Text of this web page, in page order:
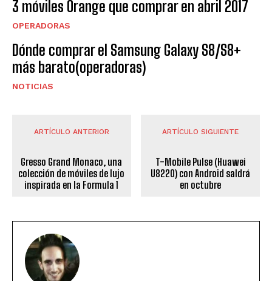
3 móviles Orange que comprar en abril 2017
OPERADORAS
Dónde comprar el Samsung Galaxy S8/S8+
más barato(operadoras)
NOTICIAS
ARTÍCULO ANTERIOR
Gresso Grand Monaco, una
colección de móviles de lujo
inspirada en la Formula 1
ARTÍCULO SIGUIENTE
T-Mobile Pulse (Huawei
U8220) con Android saldrá
en octubre